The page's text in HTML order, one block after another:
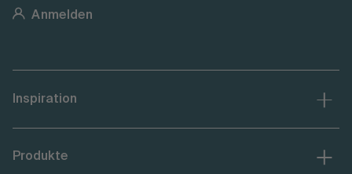
Anmelden
Inspiration
Produkte